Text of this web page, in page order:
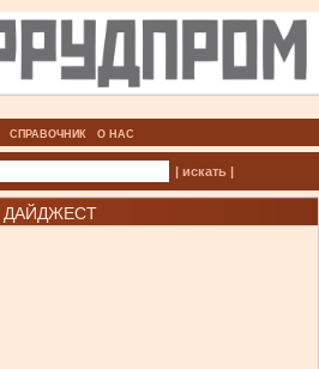
СПРАВОЧНИК О НАС
| искать |
ДАЙДЖЕСТ